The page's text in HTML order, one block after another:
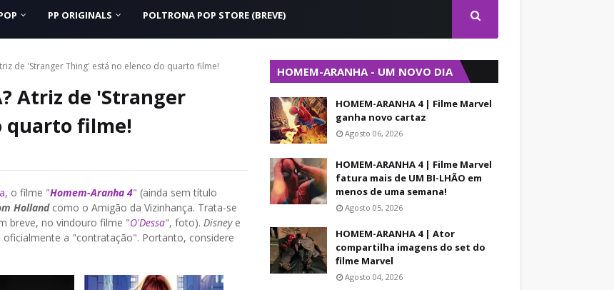
PP ORIGINALS POLTRONA POP STORE (BREVE)
de 'Stranger Thing' está no elenco do quarto filme!
Atriz de 'Stranger
quarto filme!
, o filme "Homem-Aranha 4" (ainda sem título
Hollandcomo o Amigão da Vizinhança. Trata-se
breve, no vindouro filme "O'Dessa", foto). Disneye
a "contratação". Portanto, considere
HOMEM-ARANHA - UM NOVO DIA
HOMEM-ARANHA 4 | Filme Marvel
ganha novo cartaz
Agosto 06, 2026
HOMEM-ARANHA 4 | Filme Marvel
fatura mais de UM BI-LHÃO em
menos de uma semana!
Agosto 05, 2026
HOMEM-ARANHA 4 | Ator
compartilha imagens do set do
filme Marvel
Agosto 04, 2026